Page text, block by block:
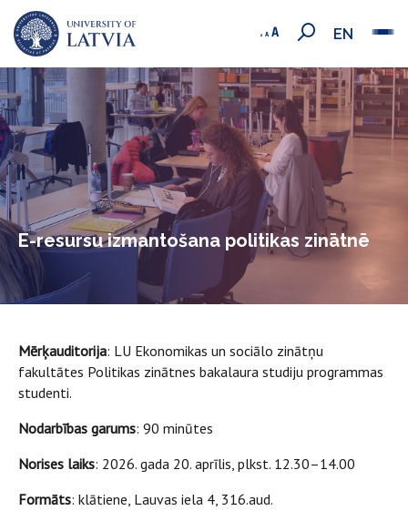
EN
E-resursu izmantošana politikas zinātnē
Mērķauditorija: LU Ekonomikas un sociālo zinātņu
fakultātes Politikas zinātnes bakalaura studiju programmas
studenti.
Nodarbības garums: 90 minūtes
Norises laiks: 2026. gada 20. aprīlis, plkst. 12.30–14.00
Formāts: klātiene, Lauvas iela 4, 316.aud.